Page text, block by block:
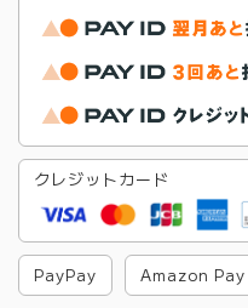
クレジットカード
PayPay Amazon Pay